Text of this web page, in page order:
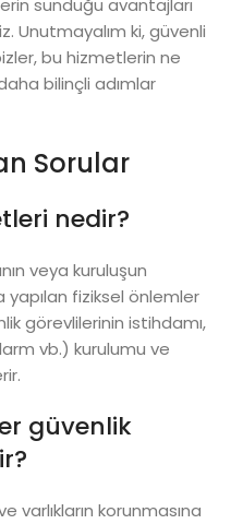
sunduğu avantajları
Unutmayalım ki, güvenli
bu hizmetlerin ne
bilinçli adımlar
Sorular
nedir?
veya kuruluşun
fiziksel önlemler
görevlilerinin istihdamı,
vb.) kurulumu ve
güvenlik
varlıkların korunmasına